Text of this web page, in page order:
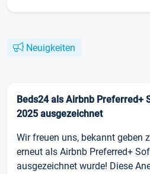
Neuigkeiten
Beds24 als Airbnb Preferred+
2025 ausgezeichnet
Wir freuen uns, bekannt geben
erneut als Airbnb Preferred+
ausgezeichnet wurde! Diese